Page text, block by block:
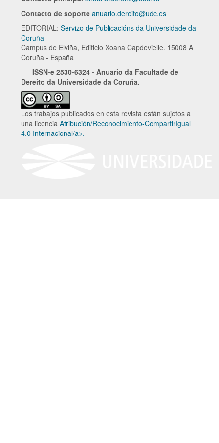
Contacto de soporte anuario.dereito@udc.es
EDITORIAL: Servizo de Publicacións da Universidade da
Coruña
Campus de Elviña, Edificio Xoana Capdevielle. 15008 A
Coruña - España
ISSN-e 2530-6324 - Anuario da Facultade de
Dereito da Universidade da Coruña.
Los trabajos publicados en esta revista están sujetos a
una licencia Atribución/Reconocimiento-CompartirIgual
4.0 Internacional/a>.